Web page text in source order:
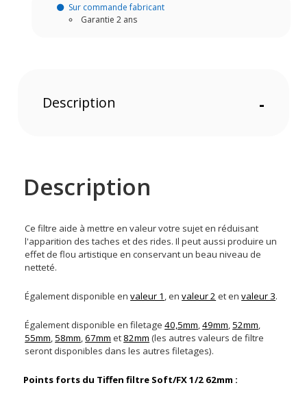
Sur commande fabricant
Garantie 2 ans
Description -
Description
Ce filtre aide à mettre en valeur votre sujet en réduisant
l'apparition des taches et des rides. Il peut aussi produire un
effet de flou artistique en conservant un beau niveau de
netteté.
Également disponible envaleur 1 , envaleur 2 et envaleur 3.
Également disponible en filetage40,5mm,49mm, 52mm,
55mm, 58mm,67mm et 82mm (les autres valeurs de filtre
seront disponibles dans les autres filetages).
Points forts du Tiffen filtre Soft/FX 1/2 62mm :